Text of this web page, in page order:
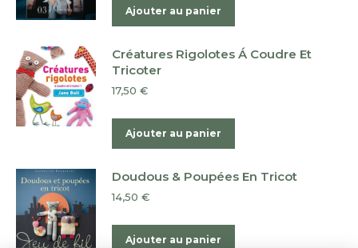
Ajouter au panier
Créatures Rigolotes Á Coudre Et
Tricoter
17,50 €
Ajouter au panier
Doudous & Poupées En Tricot
14,50 €
Ajouter au panier